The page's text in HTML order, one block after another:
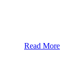
Read More